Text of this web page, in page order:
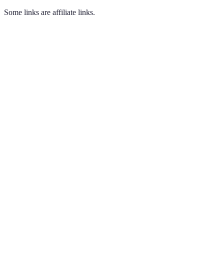
Some links are affiliate links.